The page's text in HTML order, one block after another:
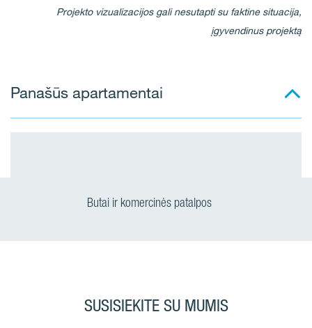
Projekto vizualizacijos gali nesutapti su faktine situacija,
įgyvendinus projektą
Panašūs apartamentai
Butai ir komercinės patalpos
SUSISIEKITE SU MUMIS